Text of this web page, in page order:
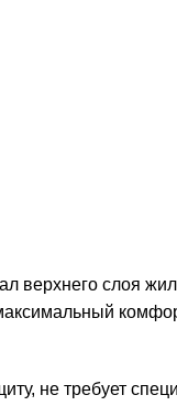
верхнего слоя
не требует